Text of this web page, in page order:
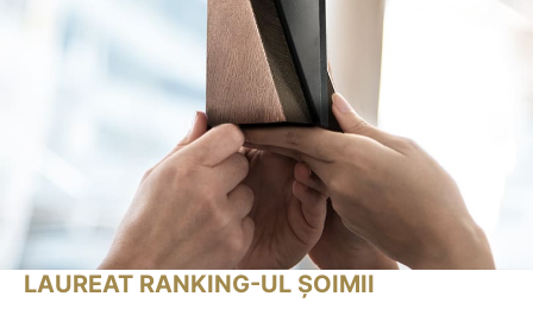
LAUREAT RANKING-UL ȘOIMII